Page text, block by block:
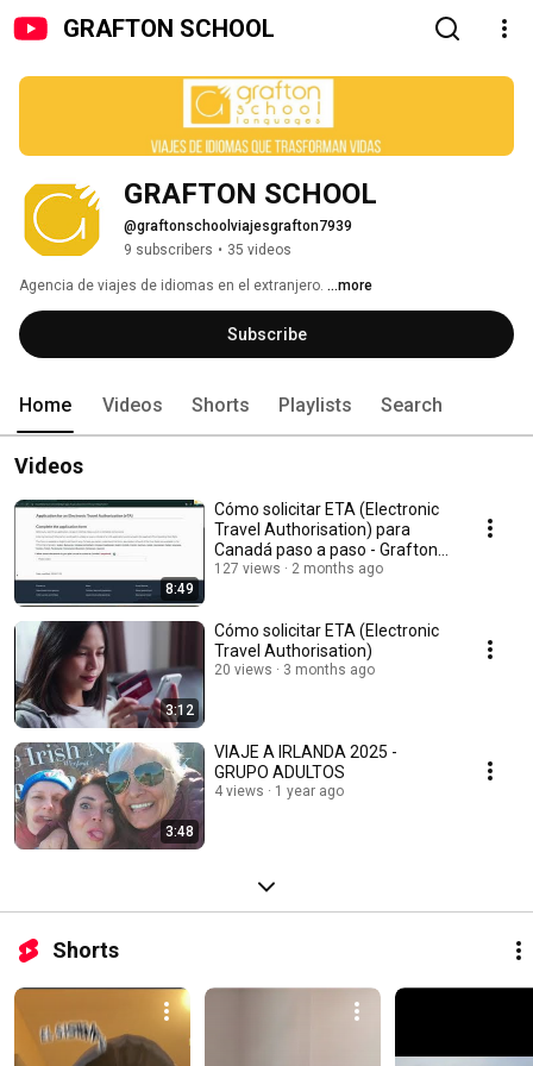
GRAFTON SCHOOL
@graftonschoolviajesgrafton7939
9 subscribers • 35 videos
Agencia de viajes de idiomas en el extranjero. ...more
Subscribe
Home Videos Shorts Playlists Search
Videos
8:49
Cómo solicitar ETA (Electronic
Travel Authorisation) para
Canadá paso a paso - Grafton
School
127 views 2 months ago
3:12
Cómo solicitar ETA (Electronic
Travel Authorisation)
20 views 3 months ago
3:48
VIAJE A IRLANDA 2025 -
GRUPO ADULTOS
4 views 1 year ago
Shorts